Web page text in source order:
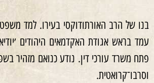
עמד בראש אגודת האקדמאים היהודים
פתח משרד עורכי דין. נודע כנואם מזהיר
וסרבו־קרואטית.